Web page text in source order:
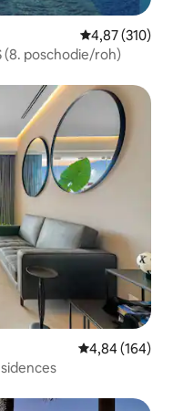
Priemerné
4,87 (310)
(8. poschodie/roh)
Priemerné
4,84 (164)